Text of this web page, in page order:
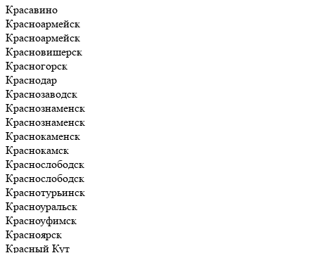
Красавино
Красноармейск
Красноармейск
Красновишерск
Красногорск
Краснодар
Краснозаводск
Краснознаменск
Краснознаменск
Краснокаменск
Краснокамск
Краснослободск
Краснослободск
Краснотурьинск
Красноуральск
Красноуфимск
Красноярск
Красный Кут